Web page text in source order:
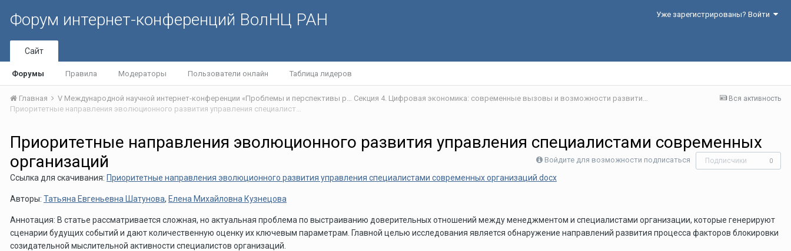
Форум интернет-конференций ВолНЦ РАН Уже зарегистрированы? Войти
Сайт
Форумы Правила Модераторы Пользователи онлайн Таблица лидеров
Вся активность
Главная V Международной научной интернет-конференции «Проблемы и перспективы развития научно-технологического пространства»
Секция 4. Цифровая экономика: современные вызовы и возможности развития
Приоритетные направления эволюционного развития управления специалистами современных организаций
Приоритетные направления эволюционного развития управления специалистами современных
организаций
Войдите для возможности подписаться Подписчики 0
Ссылка для скачивания: Приоритетные направления эволюционного развития управления специалистами современных организаций.docx
Авторы: Татьяна Евгеньевна Шатунова, Елена Михайловна Кузнецова
Аннотация: В статье рассматривается сложная, но актуальная проблема по выстраиванию доверительных отношений между менеджментом и специалистами организации, которые генерируют
сценарии будущих событий и дают количественную оценку их ключевым параметрам. Главной целью исследования является обнаружение направлений развития процесса факторов блокировки
созидательной мыслительной активности специалистов организаций.